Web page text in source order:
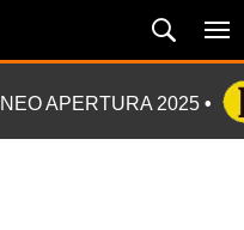
APERTURA 2025